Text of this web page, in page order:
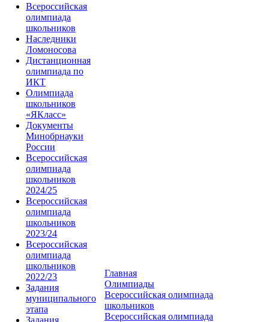
Всероссийская
олимпиада
школьников
Наследники
Ломоносова
Дистанционная
олимпиада по
ИКТ
Олимпиада
школьников
«ЯКласс»
Документы
Минобрнауки
России
Всероссийская
олимпиада
школьников
2024/25
Всероссийская
олимпиада
школьников
2023/24
Всероссийская
олимпиада
школьников
2022/23
Задания
муниципального
этапа
Задания
Главная
Олимпиады
Всероссийская олимпиада
школьников
Всероссийская олимпиада